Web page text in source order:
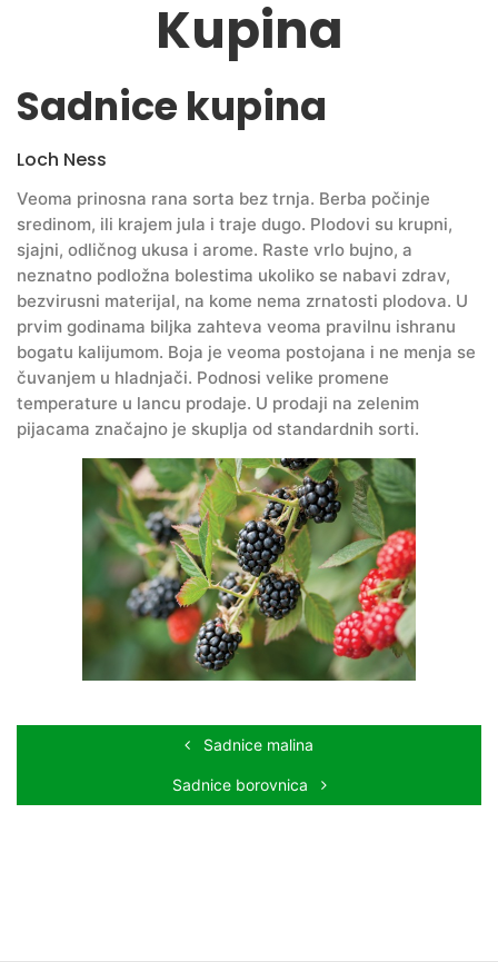
Kupina
Sadnice kupina
Loch Ness
Veoma prinosna rana sorta bez trnja. Berba počinje
sredinom, ili krajem jula i traje dugo. Plodovi su krupni,
sjajni, odličnog ukusa i arome. Raste vrlo bujno, a
neznatno podložna bolestima ukoliko se nabavi zdrav,
bezvirusni materijal, na kome nema zrnatosti plodova. U
prvim godinama biljka zahteva veoma pravilnu ishranu
bogatu kalijumom. Boja je veoma postojana i ne menja se
čuvanjem u hladnjači. Podnosi velike promene
temperature u lancu prodaje. U prodaji na zelenim
pijacama značajno je skuplja od standardnih sorti.
Sadnice malina
Sadnice borovnica